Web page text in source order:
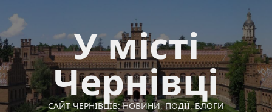
до
вмісту
У місті
Чернівці
САЙТ ЧЕРНІВЦІВ: НОВИНИ, ПОДІЇ, БЛОГИ